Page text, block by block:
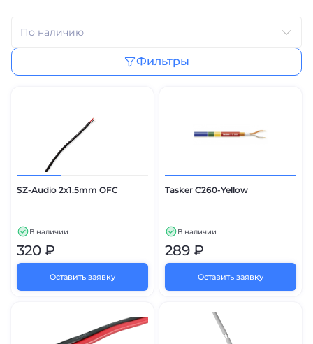
Фильтры
SZ-Audio 2x1.5mm OFC
В наличии
320 ₽
Оставить заявку
Tasker C260-Yellow
В наличии
289 ₽
Оставить заявку